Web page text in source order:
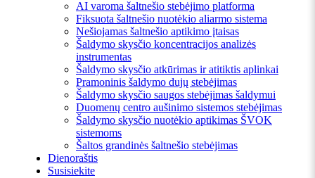
AI varoma šaltnešio stebėjimo platforma
Fiksuota šaltnešio nuotėkio aliarmo sistema
Nešiojamas šaltnešio aptikimo įtaisas
Šaldymo skysčio koncentracijos analizės
instrumentas
Šaldymo skysčio atkūrimas ir atitiktis aplinkai
Pramoninis šaldymo dujų stebėjimas
Šaldymo skysčio saugos stebėjimas šaldymui
Duomenų centro aušinimo sistemos stebėjimas
Šaldymo skysčio nuotėkio aptikimas ŠVOK
sistemoms
Šaltos grandinės šaltnešio stebėjimas
Dienoraštis
Susisiekite